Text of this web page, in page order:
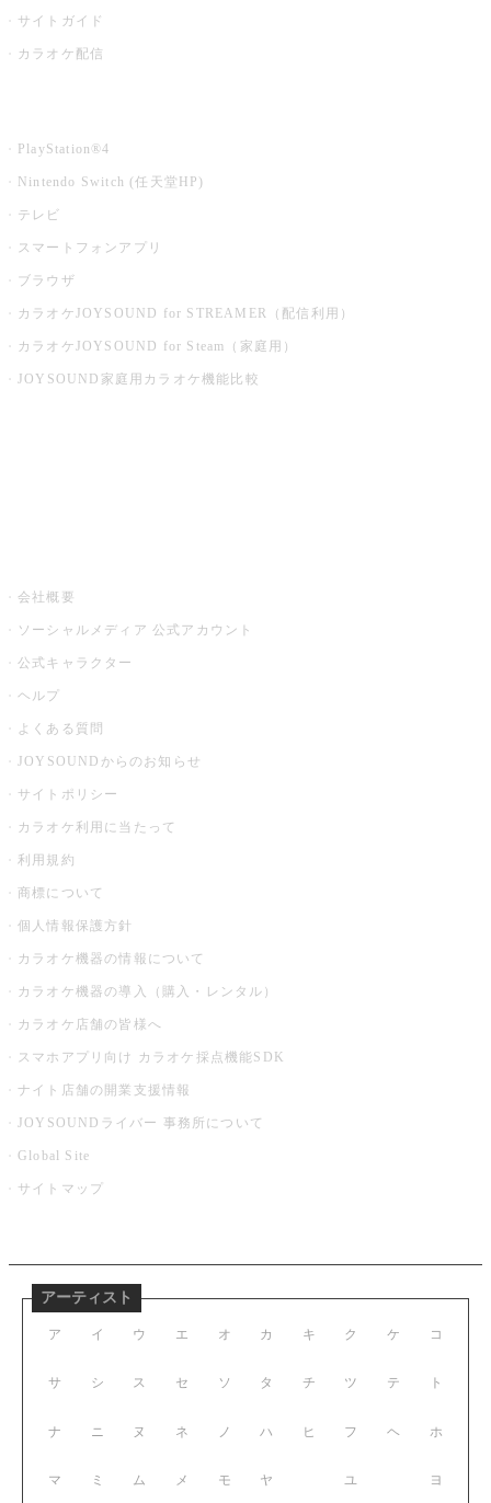
サイトガイド
カラオケ配信
PlayStation®4
Nintendo Switch (任天堂HP)
テレビ
スマートフォンアプリ
ブラウザ
カラオケJOYSOUND for STREAMER（配信利用）
カラオケJOYSOUND for Steam（家庭用）
JOYSOUND家庭用カラオケ機能比較
会社概要
ソーシャルメディア 公式アカウント
公式キャラクター
ヘルプ
よくある質問
JOYSOUNDからのお知らせ
サイトポリシー
カラオケ利用に当たって
利用規約
商標について
個人情報保護方針
カラオケ機器の情報について
カラオケ機器の導入（購入・レンタル）
カラオケ店舗の皆様へ
スマホアプリ向け カラオケ採点機能SDK
ナイト店舗の開業支援情報
JOYSOUNDライバー 事務所について
Global Site
サイトマップ
アーティスト
ア イ ウ エ オ
サ シ ス セ ソ
ナ ニ ヌ ネ ノ
マ ミ ム メ モ
カ キ ク ケ コ
タ チ ツ テ ト
ハ ヒ フ ヘ ホ
ヤ ユ ヨ